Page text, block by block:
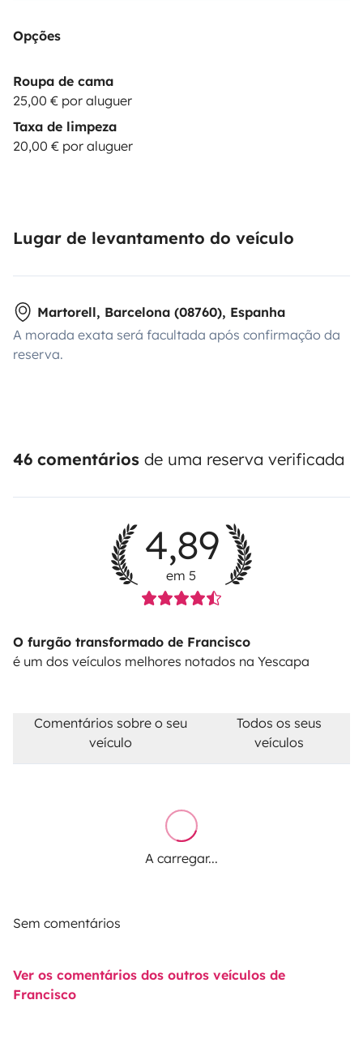
Opções
Roupa de cama
25,00 € por aluguer
Taxa de limpeza
20,00 € por aluguer
Lugar de levantamento do veículo
Martorell, Barcelona (08760), Espanha
A morada exata será facultada após confirmação da
reserva.
46 comentários de uma reserva verificada
4,89
em 5
O furgão transformado de Francisco
é um dos veículos melhores notados na Yescapa
Comentários sobre o seu
veículo
Todos os seus
veículos
A carregar...
Sem comentários
Ver os comentários dos outros veículos de
Francisco